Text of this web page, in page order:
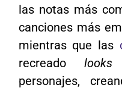
las notas más
canciones más
mientras que las
recreado looks
personajes,